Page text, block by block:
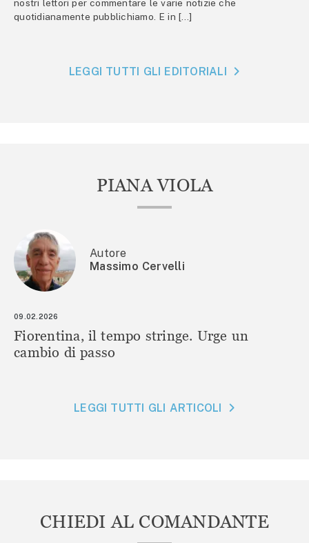
nostri lettori per commentare le varie notizie che
quotidianamente pubblichiamo. E in […]
LEGGI TUTTI GLI EDITORIALI
PIANA VIOLA
Autore
Massimo Cervelli
09.02.2026
Fiorentina, il tempo stringe. Urge un
cambio di passo
LEGGI TUTTI GLI ARTICOLI
CHIEDI AL COMANDANTE